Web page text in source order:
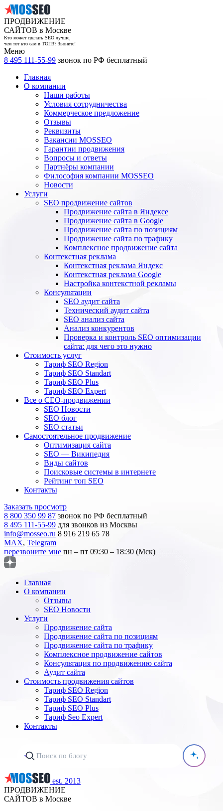
ПРОДВИЖЕНИЕ
САЙТОВ в Москве
Кто может сделать SEO лучше,
чем тот кто сам в ТОП3? Звоните!
Меню
8 495 111-55-99 звонок по РФ бесплатный
Главная
О компании
Наши работы
Условия сотрудничества
Коммерческое предложение
Отзывы
Реквизиты
Вакансии MOSSEO
Гарантии продвижения
Вопросы и ответы
Партнёры компании
Философия компании MOSSEO
Новости
Услуги
SEO продвижение сайтов
Продвижение сайта в Яндексе
Продвижение сайта в Google
Продвижение сайта по позициям
Продвижение сайта по трафику
Комплексное продвижение сайта
Контекстная реклама
Контекстная реклама Яндекс
Контекстная реклама Google
Настройка контекстной рекламы
Консультации
SEO аудит сайта
Технический аудит сайта
SEO анализ сайта
Анализ конкурентов
Проверка и контроль SEO оптимизации
сайта: для чего это нужно
Стоимость услуг
Тариф SEO Region
Тариф SEO Standart
Тариф SEO Plus
Тариф SEO Expert
Все о СЕО-продвижении
SEO Новости
SEO блог
SEO статьи
Самостоятельное продвижение
Оптимизация сайта
SEO — Википедия
Виды сайтов
Поисковые системы в интернете
Рейтинг топ SEO
Контакты
Заказать просмотр
8 800 350 99 87 звонок по РФ бесплатный
8 495 111-55-99 для звонков из Москвы
info@mosseo.ru 8 916 219 65 78
MAX, Telegram
перезвоните мне пн – пт 09:30 – 18:30 (Мск)
Главная
О компании
Отзывы
SEO Новости
Услуги
Продвижение сайта
Продвижение сайта по позициям
Продвижение сайта по трафику
Комплексное продвижение сайтов
Консультация по продвижению сайта
Аудит сайта
Стоимость продвижения сайтов
Тариф SEO Region
Тариф SEO Standart
Тариф SEO Plus
Тариф Seo Expert
Контакты
est. 2013
ПРОДВИЖЕНИЕ
САЙТОВ в Москве